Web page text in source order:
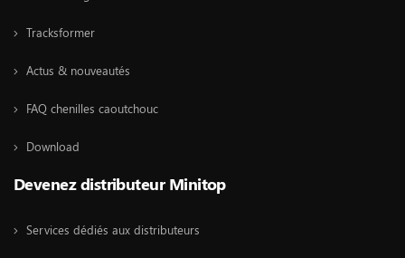
Tracksformer
Actus & nouveautés
FAQ chenilles caoutchouc
Download
Devenez distributeur Minitop
Services dédiés aux distributeurs